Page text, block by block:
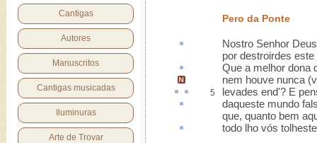
Cantigas
Autores
Manuscritos
Cantigas musicadas
Iluminuras
Arte de Trovar
Pero da Ponte
Nostro Senhor
por destroirdes
Que a melhor dona
nem houve nunca (
5 levades end'? E
daqueste mundo
que, quanto bem
todo lho vós